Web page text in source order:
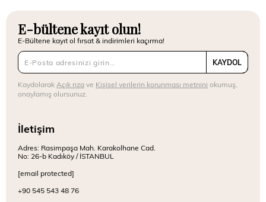
E-bültene kayıt olun!
E-Bültene kayıt ol fırsat & indirimleri kaçırma!
KAYDOL
Kaydolarak Açık rızave Kişisel verilerin korunması metnini okumuş,
onaylamış olursunuz.
İletişim
Adres: Rasimpaşa Mah. Karakolhane Cad.
No: 26-b Kadıköy / İSTANBUL
[email protected]
+90 545 543 48 76